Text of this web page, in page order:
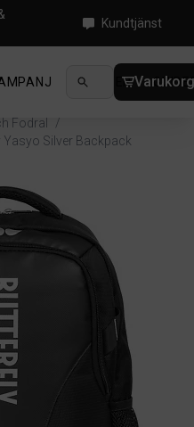
Kundtjänst
NYHETER
Fodral
/
Yasyo Silver Backpack